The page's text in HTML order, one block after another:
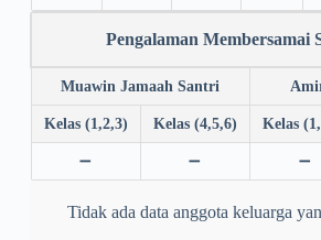
Pengalaman Membersamai
Muawin Jamaah Santri
Kelas (1,2,3) Kelas (4,5,6) Kelas
➖ ➖ ➖
Tidak ada data anggota keluarga